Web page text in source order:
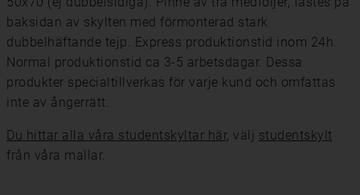
baksidan av skylten med förmonterad stark
dubbelhäftande tejp. Express produktionstid inom 24h.
Normal produktionstid ca 3-5 arbetsdagar. Dessa
produkter specialtillverkas för varje kund och omfattas
inte av ångerrätt.
Du hittar alla våra studentskyltar här, välj studentskylt
från våra mallar.